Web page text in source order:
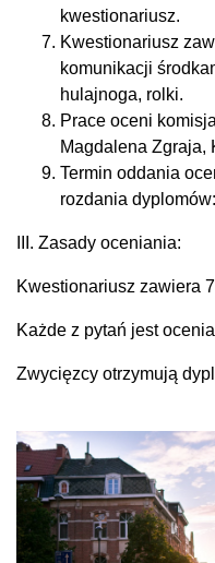
kwestionariusz.
Kwestionariusz
komunikacji
hulajnoga, rolki.
Prace oceni
Magdalena Zgraja,
Termin oddania
rozdania
III. Zasady oceniania:
Kwestionariusz zawiera
Każde z pytań jest
Zwycięzcy otrzymują